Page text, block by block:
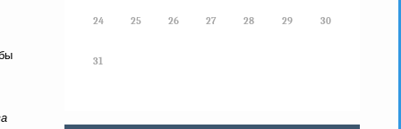
24 25 26 27 28 29 30
31